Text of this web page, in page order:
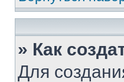
» Как
Для